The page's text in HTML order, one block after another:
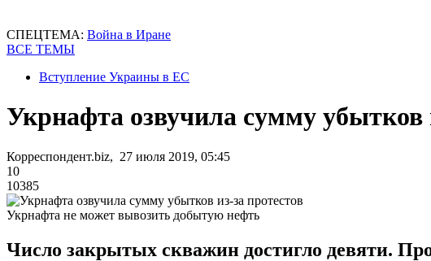
СПЕЦТЕМА: Война в Иране
ВСЕ ТЕМЫ
Вступление Украины в ЕС
Укрнафта озвучила сумму убытков
Корреспондент.biz, 27 июля 2019, 05:45
10
10385
Укрнафта не может вывозить добытую нефть
Число закрытых скважин достигло девяти.